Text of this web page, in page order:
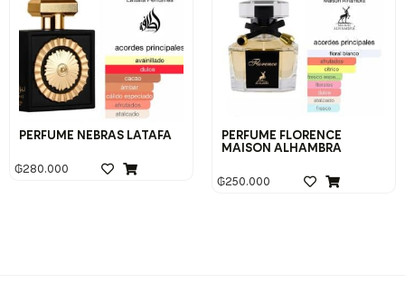
PERFUME NEBRAS LATAFA
₲280.000
PERFUME FLORENCE
MAISON ALHAMBRA
₲250.000